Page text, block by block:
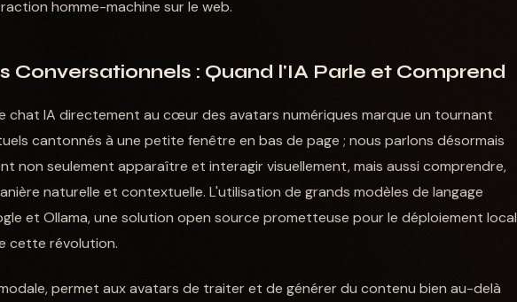
homme-machine sur le web.
Conversationnels : Quand l'IA Parle et Comprend
chat IA directement au cœur des avatars numériques marque un tournant
cantonnés à une petite fenêtre en bas de page ; nous parlons désormais
non seulement apparaître et interagir visuellement, mais aussi comprendre,
naturelle et contextuelle. L'utilisation de grands modèles de langage
et Ollama, une solution open source prometteuse pour le déploiement local
cette révolution.
permet aux avatars de traiter et de générer du contenu bien au-delà